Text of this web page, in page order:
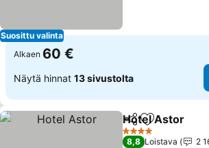
Suosittu valinta
Alkaen 60 €
Näytä hinnat 13 sivustolta
Jaa Lisää
Hotel Astor
4 Tähtiluokitus
8,8 Loistava
2